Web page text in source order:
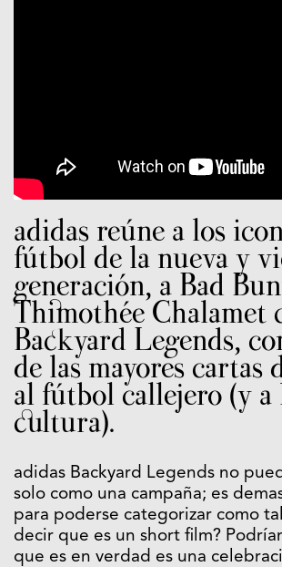
adidas reúne a los
fútbol de la nueva y
generación, a Bad
Thimothée Chalamet
Backyard Legends,
de las mayores cartas
al fútbol callejero (y a
cultura).
adidas Backyard Legends no
solo como una campaña; es
para poderse categorizar como
decir que es un short film?
que es en verdad es una